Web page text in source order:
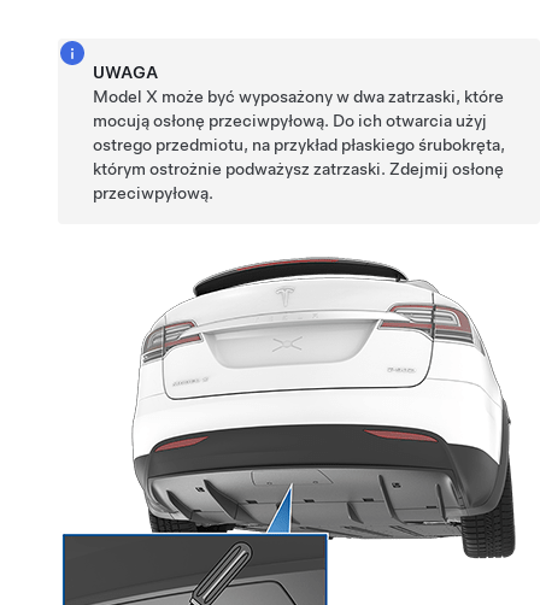
UWAGA
Model X może być wyposażony w dwa zatrzaski, które
mocują osłonę przeciwpyłową. Do ich otwarcia użyj
ostrego przedmiotu, na przykład płaskiego śrubokręta,
którym ostrożnie podważysz zatrzaski. Zdejmij osłonę
przeciwpyłową.